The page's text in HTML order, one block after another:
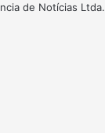
de Notícias Ltda.